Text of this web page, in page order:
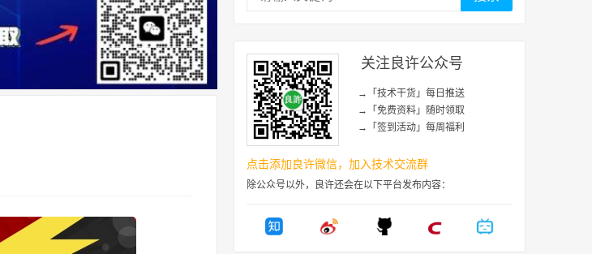
关注良许公众号
→「技术干货」每日推送
→「免费资料」随时领取
→「签到活动」每周福利
点击添加良许微信，加入技术交流群
除公众号以外，良许还会在以下平台发布内容：